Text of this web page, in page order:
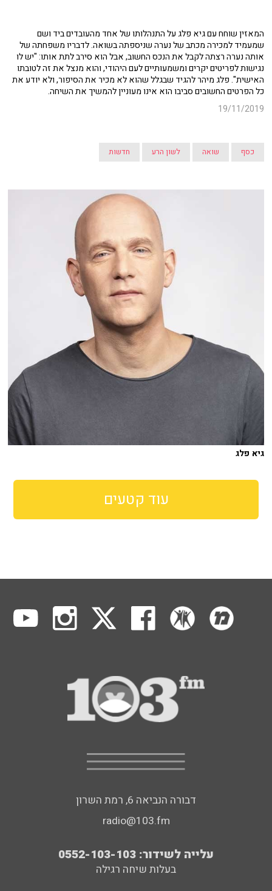
המאזין שוחח עם גיא פלג על התנהלותו של אחד מהעובדים ביד ושם
שמעמיד למכירה מכתב של נערה שניספתה בשואה. לדבריו משפחתה של
אותה נערה רצתה לקבל את הנכס החשוב, אבל הוא סירב לתת אותו: "יש לו
נגישות לפריטים יקרים ומשמעותיים לעם היהודי, והוא מנצל את זה לטובתו
האישית". פלג מיהר להגיד שבגלל שהוא לא מכיר את הסיפור, ולא יודע את
כל הפרטים החשובים סביבו הוא אינו מעוניין להמשיך את השיחה.
19/11/2019
כסף שואה לשון הרע חדשות
גיא פלג
עוד קטעים
דבורה הנביאה 6, רמת השרון
radio@103.fm
עלייה לשידור: 0552-103-103
בעלות שיחה רגילה